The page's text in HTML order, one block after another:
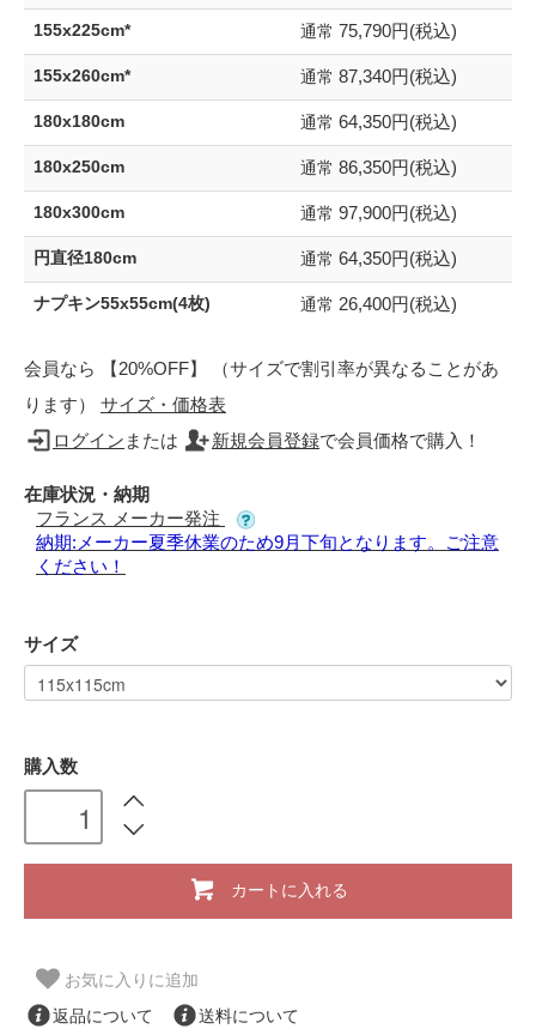
155x225cm* 通常 75,790円(税込)
155x260cm* 通常 87,340円(税込)
180x180cm 通常 64,350円(税込)
180x250cm 通常 86,350円(税込)
180x300cm 通常 97,900円(税込)
円直径180cm 通常 64,350円(税込)
ナプキン55x55cm(4枚) 通常 26,400円(税込)
会員なら 【20%OFF】 （サイズで割引率が異なることがあ
ります） サイズ・価格表
ログイン または 新規会員登録で会員価格で購入！
在庫状況・納期
フランス メーカー発注
納期:メーカー夏季休業のため9月下旬となります。ご注意
ください！
サイズ
購入数
カートに入れる
お気に入りに追加
返品について 送料について